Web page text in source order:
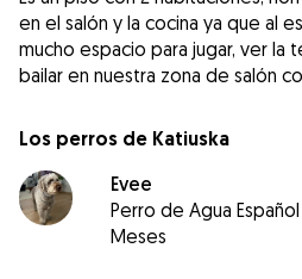
en el salón y la cocina ya que al
mucho espacio para jugar, ver la
bailar en nuestra zona de salón
Los perros de Katiuska
Evee
Perro de Agua Español
Meses